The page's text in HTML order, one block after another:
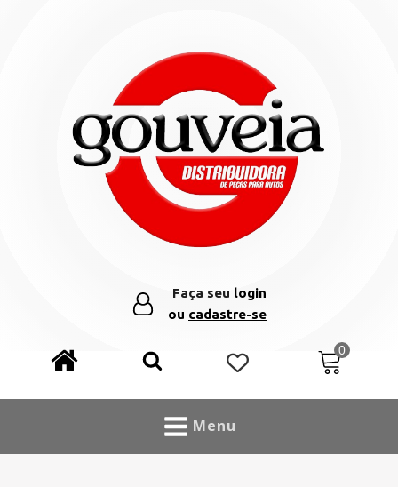
Faça seu login
ou cadastre-se
Menu